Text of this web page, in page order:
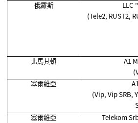
俄羅斯
LLC
(Tele2, RUST2,
北馬其頓
A1
塞爾維亞
(Vip, Vip SRB,
塞爾維亞
Telekom